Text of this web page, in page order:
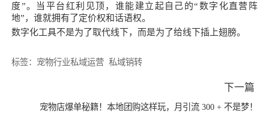
度”。当平台红利见顶，谁能建立起自己的“数字化直营阵
地”，谁就拥有了定价权和话语权。
数字化工具不是为了取代线下，而是为了给线下插上翅膀。
标签： 宠物行业私域运营私域销转
下一篇
宠物店爆单秘籍！本地团购这样玩，月引流 300 + 不是梦！